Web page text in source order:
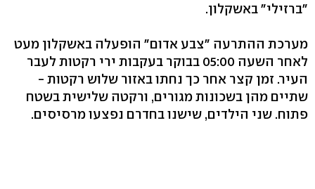
"ברזילי" באשקלון.
מערכת ההתרעה "צבע אדום" הופעלה באשקלון מעט
לאחר השעה 05:00 בבוקר בעקבות ירי רקטות לעבר
העיר. זמן קצר אחר כך נחתו באזור שלוש רקטות -
שתיים מהן בשכונות מגורים, ורקטה שלישית בשטח
פתוח. שני הילדים, שישנו בחדרם נפצעו מרסיסים.